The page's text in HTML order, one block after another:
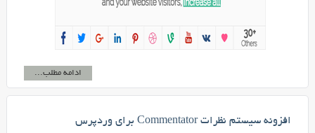
ادامه مطلب...
افزونه سیستم نظرات Commentator برای وردپرس